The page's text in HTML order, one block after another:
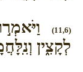
(11,6)
לְקָצִ֑ין